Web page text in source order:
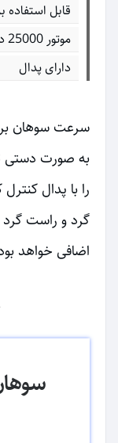
قابل استفاده
موتور 25000 دور بر دقیقه
دارای پدال
به صورت دستی
را با پدال
گرد و راست
اضافی خواهد